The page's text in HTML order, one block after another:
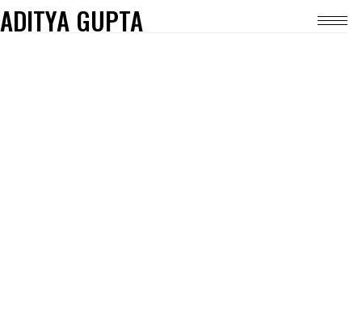
ADITYA GUPTA